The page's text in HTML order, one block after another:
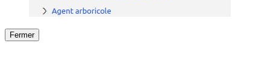
Fermer